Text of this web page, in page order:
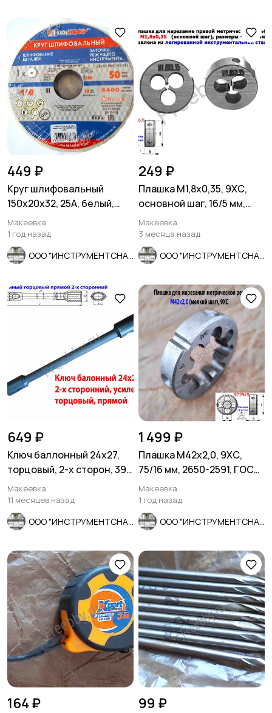
449 ₽
Круг шлифовальный
150х20х32, 25А, белый,
40СМ, ЛУГА, Россия.
Макеевка
1 год назад
249 ₽
Плашка М1,8х0,35, 9ХС,
основной шаг, 16/5 мм,
ГОСТ 7740-71.
Макеевка
3 месяца назад
649 ₽
Ключ баллонный 24х27,
торцовый, 2-х сторон, 390
мм, для ГАЗ, КамАЗ.
Макеевка
11 месяцев назад
1 499 ₽
Плашка М42х2,0, 9ХС,
75/16 мм, 2650-2591, ГОСТ
7740-71, СССР.
Макеевка
1 год назад
164 ₽ 99 ₽